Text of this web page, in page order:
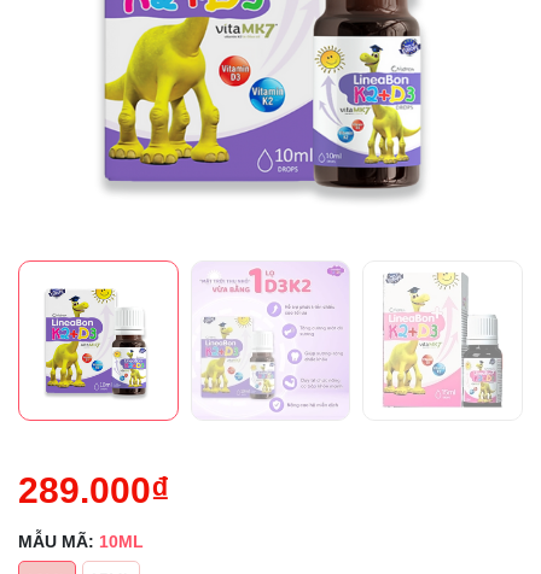
289.000₫
MẪU MÃ: 10ML
Mã giảm giá:
Điều kiện: